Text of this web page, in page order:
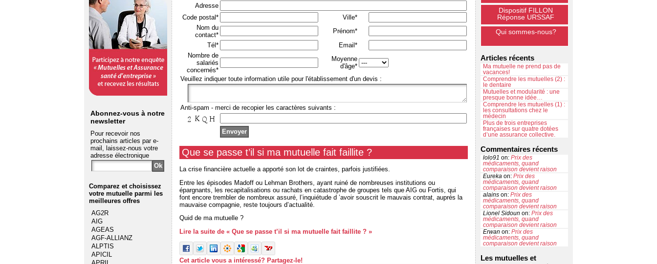
Abonnez-vous à notre
newsletter
Pour recevoir nos
prochains articles par e-
mail, laissez-nous votre
adresse électronique
Comparez et choisissez
votre mutuelle parmi les
meilleures offres
AG2R
AIG
AGEAS
AGF-ALLIANZ
ALPTIS
APICIL
Adresse
Code postal*
Ville*
Nom du
contact*
Prénom*
Tél*
Email*
Nombre de
salariés
concernés*
Moyenne
d'âge*
Veuillez indiquer toute information utile pour l'établissement d'un devis :
Anti-spam - merci de recopier les caractères suivants :
Que se passe t’il si ma mutuelle fait faillite ?
La crise financière actuelle a apporté son lot de craintes, parfois justifiées.
Entre les épisodes Madoff ou Lehman Brothers, ayant ruiné de nombreuses institutions ou
épargnants, les recapitalisations ou rachats en catastrophe de groupes tels que AIG ou Fortis, qui
font encore trembler de nombreux assuré, l’inquiétude d ’avoir souscrit le mauvais contrat, auprés la
mauvaise compagnie, reste toujours d’actualité.
Quid de ma mutuelle ?
Lire la suite de « Que se passe t’il si ma mutuelle fait faillite ? »
Cet article vous a intéressé? Partagez-le!
Dispositif FILLON
Réponse URSSAF
Qui sommes-nous?
Articles récents
Ma mutuelle ne prend pas de
vacances!
Comprendre les mutuelles (2) :
le dentaire
Mutuelles et modularité : une
presque bonne idée…
Comprendre les mutuelles (1) :
les consultations chez le
médecin
Plus de trois entreprises
françaises sur quatre dotées
d’une assurance collective.
Commentaires récents
lolo91 on: Prix des
médicaments, quand
comparaison devient raison
Eureka on: Prix des
médicaments, quand
comparaison devient raison
alains on: Prix des
médicaments, quand
comparaison devient raison
Lionel Sidoun on: Prix des
médicaments, quand
comparaison devient raison
Erwan on: Prix des
médicaments, quand
comparaison devient raison
Les mutuelles et